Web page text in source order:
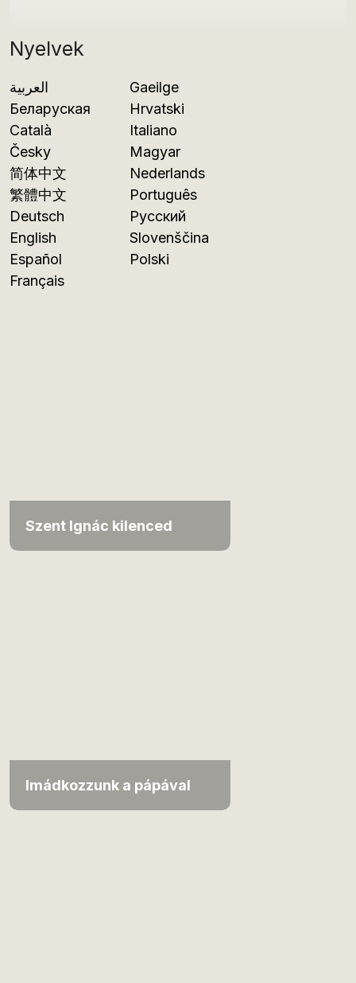
Nyelvek
العربية
Беларуская
Català
Česky
简体中文
繁體中文
Deutsch
English
Español
Français
Gaeilge
Hrvatski
Italiano
Magyar
Nederlands
Português
Русский
Slovenščina
Polski
Szent Ignác kilenced
Imádkozzunk a pápával